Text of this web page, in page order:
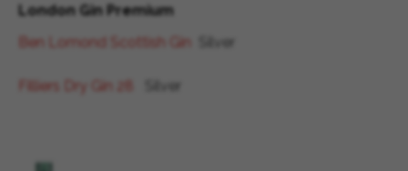
London Gin Premium
Ben Lomond Scottish Gin
Silver
Filliers Dry Gin 28 Silver